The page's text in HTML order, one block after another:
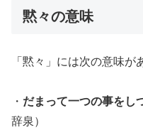
黙々の意味
「黙々」には次の意味が
・ だまって一つの事をし
辞泉）